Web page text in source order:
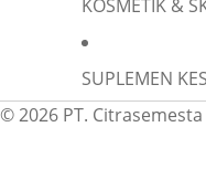
KOSMETIK &
SUPLEMEN
© 2026 PT.